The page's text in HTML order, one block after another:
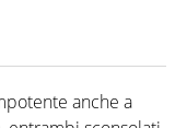
anche a